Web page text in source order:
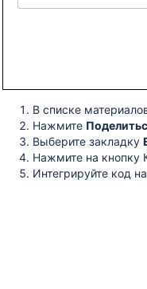
В списке
Нажмите
Выберите закладку
Нажмите на кнопку
Интегрируйте код